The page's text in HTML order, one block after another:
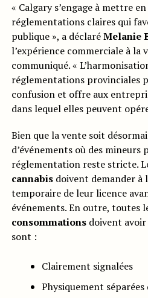
« Calgary s’engage à mettre
réglementations claires qui
publique », a déclaréMelanie
l’expérience commerciale à la
communiqué. «
réglementations provinciales
confusion et offre aux
dans lequel elles peuvent
Bien que la vente soit
d’événements où des
réglementation reste stricte.
cannabisdoivent demander à
temporaire de leur licence
événements. En outre, toutes
consommationsdoivent avoir
sont :
Clairement signalées
Physiquement séparées